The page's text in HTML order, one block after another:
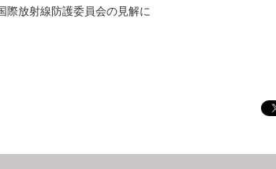
際放射線防護委員会の見解に